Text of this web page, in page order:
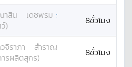
าสิน เดชพรม :
)
8ชั่วโมง
จิราภา
สำราญ
รผลิตสุกร) 8ชั่วโมง